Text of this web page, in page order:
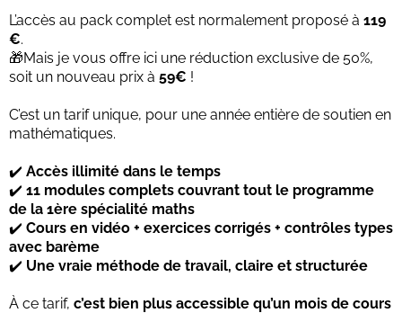
L’accès au pack complet est normalement proposé à 119
€.
🎁Mais je vous offre ici une réduction exclusive de 50%,
soit un nouveau prix à 59€ !
C’est un tarif unique, pour une année entière de soutien en
mathématiques.
✔️ Accès illimité dans le temps
✔️ 11 modules complets couvrant tout le programme
de la 1ère spécialité maths
✔️ Cours en vidéo + exercices corrigés + contrôles types
avec barème
✔️ Une vraie méthode de travail, claire et structurée
À ce tarif, c’est bien plus accessible qu’un mois de cours